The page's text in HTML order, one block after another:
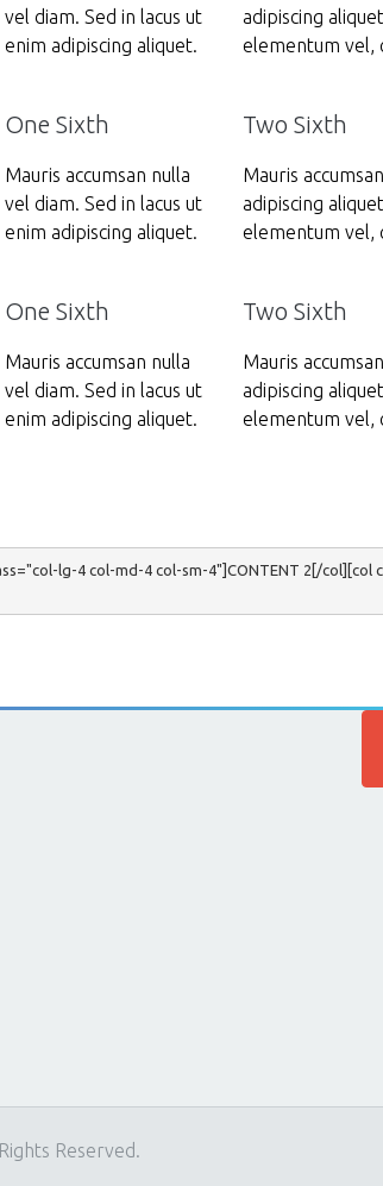
vel diam. Sed in lacus ut
enim adipiscing aliquet.
adipiscing
elementum vel,
One Sixth
Mauris accumsan nulla
vel diam. Sed in lacus ut
enim adipiscing aliquet.
Two Sixth
Mauris
adipiscing
elementum vel,
One Sixth
Mauris accumsan nulla
vel diam. Sed in lacus ut
enim adipiscing aliquet.
Two Sixth
Mauris
adipiscing
elementum vel,
lg-4 col-md-4 col-sm-4"]CONTENT 2[/col][col
Reserved.